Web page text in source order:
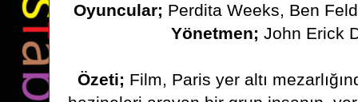
Oyuncular; Perdita Weeks, Ben
Yönetmen; John Erick
Özeti; Film, Paris yer altı